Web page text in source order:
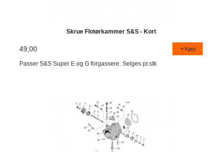
Skrue Flotørkammer S&S - Kort
49,00 Kjøp
Passer S&S Super E og G forgassere. Selges pr.stk